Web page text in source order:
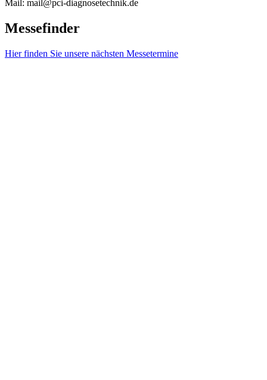
Mail: mail@pci-diagnosetechnik.de
Messefinder
Hier finden Sie unsere nächsten Messetermine